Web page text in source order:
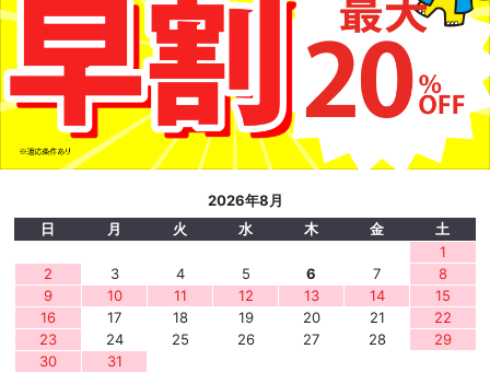
2026年8月
日
月 火 水 木 金
土
1
2
3 4 5 6 7
8
9
10 11 12 13 14
15
16
17 18 19 20 21
22
23
24 25 26 27 28
29
30
31